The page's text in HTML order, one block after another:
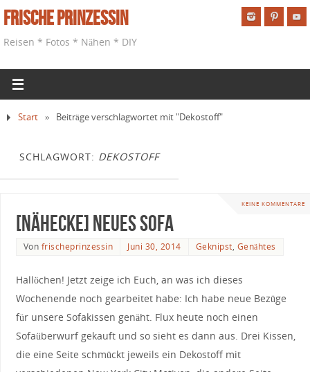
Frische Prinzessin
Reisen * Fotos * Nähen * DIY
Start » Beiträge verschlagwortet mit "Dekostoff"
SCHLAGWORT: DEKOSTOFF
KEINE KOMMENTARE
[Nähecke] Neues Sofa
Von frischeprinzessin Juni 30, 2014 Geknipst, Genähtes
Hallöchen! Jetzt zeige ich Euch, an was ich dieses
Wochenende noch gearbeitet habe: Ich habe neue Bezüge
für unsere Sofakissen genäht. Flux heute noch einen
Sofaüberwurf gekauft und so sieht es dann aus. Drei Kissen,
die eine Seite schmückt jeweils ein Dekostoff mit